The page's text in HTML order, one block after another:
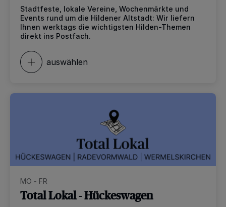
Stadtfeste, lokale Vereine, Wochenmärkte und
Events rund um die Hildener Altstadt: Wir liefern
Ihnen werktags die wichtigsten Hilden-Themen
direkt ins Postfach.
auswählen
MO - FR
Total Lokal - Hückeswagen